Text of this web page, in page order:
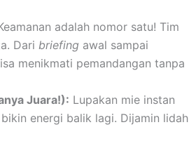
adalah nomor satu! Tim
Dari briefing awal sampai
menikmati pemandangan tanpa
Juara!): Lupakan mie instan
energi balik lagi. Dijamin lidah